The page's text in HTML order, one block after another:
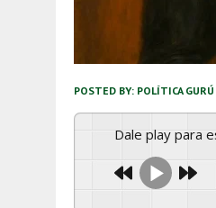
POSTED BY: POLÍTICA GURÚ
Dale play para